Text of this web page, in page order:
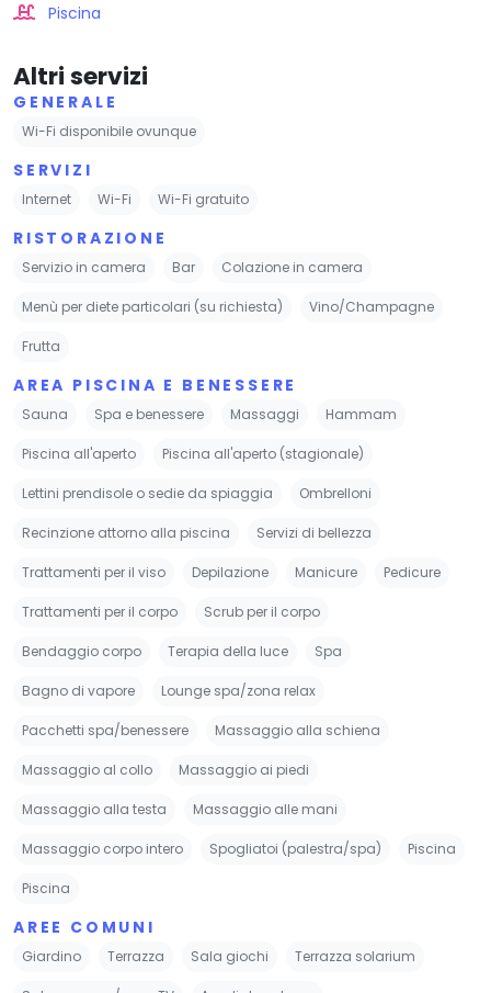
Piscina
Altri servizi
GENERALE
Wi-Fi disponibile ovunque
SERVIZI
Internet Wi-Fi Wi-Fi gratuito
RISTORAZIONE
Servizio in camera Bar Colazione in camera
Menù per diete particolari (su richiesta) Vino/Champagne
Frutta
AREA PISCINA E BENESSERE
Sauna Spa e benessere Massaggi Hammam
Piscina all'aperto Piscina all'aperto (stagionale)
Lettini prendisole o sedie da spiaggia Ombrelloni
Recinzione attorno alla piscina Servizi di bellezza
Trattamenti per il viso Depilazione Manicure Pedicure
Trattamenti per il corpo Scrub per il corpo
Bendaggio corpo Terapia della luce Spa
Bagno di vapore Lounge spa/zona relax
Pacchetti spa/benessere Massaggio alla schiena
Massaggio al collo Massaggio ai piedi
Massaggio alla testa Massaggio alle mani
Massaggio corpo intero Spogliatoi (palestra/spa) Piscina
Piscina
AREE COMUNI
Giardino Terrazza Sala giochi Terrazza solarium